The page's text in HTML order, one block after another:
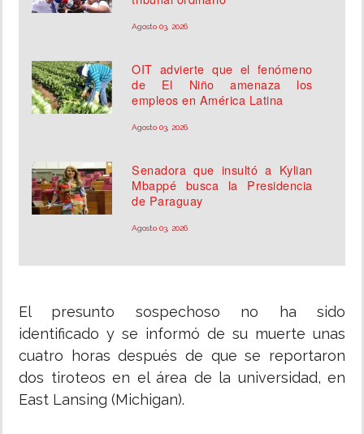
Agosto 03, 2026
OIT advierte que el fenómeno
de El Niño amenaza los
empleos en América Latina
Agosto 03, 2026
Senadora que insultó a Kylian
Mbappé busca la Presidencia
de Paraguay
Agosto 03, 2026
El presunto sospechoso no ha sido
identificado y se informó de su muerte unas
cuatro horas después de que se reportaron
dos tiroteos en el área de la universidad, en
East Lansing (Michigan).